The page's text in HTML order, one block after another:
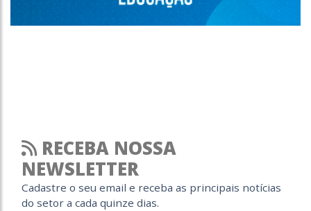
RECEBA NOSSA
NEWSLETTER
Cadastre o seu email e receba as principais notícias
do setor a cada quinze dias.